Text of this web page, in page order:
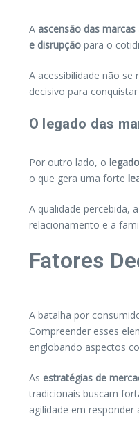
A ascensão das marcas
e disrupção para o
A acessibilidade não
decisivo para
O legado das
Por outro lado, o
o que gera uma forte
A qualidade percebida,
relacionamento e a
Fatores
A batalha por
Compreender esses
englobando aspectos
As estratégias de
tradicionais buscam
agilidade em responder